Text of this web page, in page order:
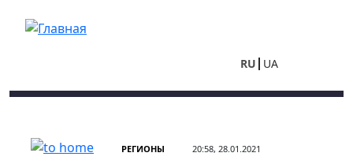
RU UA
РЕГИОНЫ 20:58, 28.01.2021